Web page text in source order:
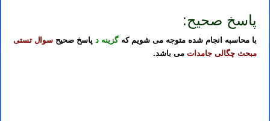
پاسخ صحیح:
با محاسبه انجام شده متوجه می شویم کهگزینه دپاسخ صحیح سوال تستی
مبحث چگالی جامدات می باشد.